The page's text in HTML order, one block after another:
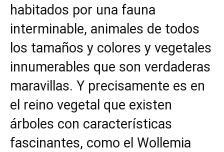
habitados por una fauna
interminable, animales de todos
los tamaños y colores y vegetales
innumerables que son verdaderas
maravillas. Y precisamente es en
el reino vegetal que existen
árboles con características
fascinantes, como el Wollemia